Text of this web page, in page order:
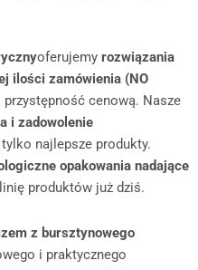
oferujemy rozwiązania
ilości zamówienia (NO
cenową. Nasze
i zadowolenie
najlepsze produkty.
opakowania nadające
produktów już dziś.
z bursztynowego
i praktycznego